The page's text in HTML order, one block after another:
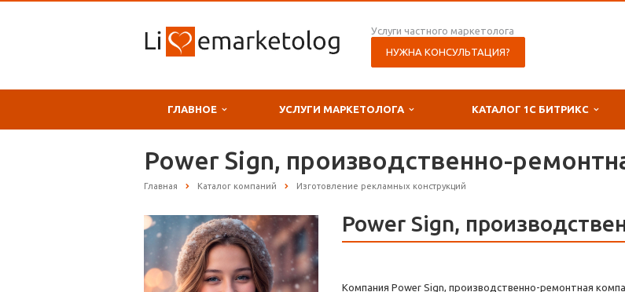
Услуги частного маркетолога
НУЖНА КОНСУЛЬТАЦИЯ?
ГЛАВНОЕ УСЛУГИ МАРКЕТОЛОГА КАТАЛОГ 1С БИТРИКС
Power Sign, производственно-
Главная Каталог компаний Изготовление рекламных конструкций
Power Sign,
Компания Power Sign, производственно-ремонтная